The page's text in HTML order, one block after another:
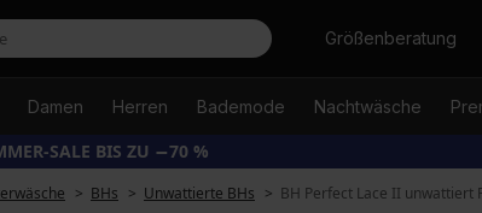
SucheGrößenberatung
Damen Herren Bademode Nachtwäsche
SALE BIS ZU −70 %
BHs Unwattierte BHs BH Perfect Lace II unwattiert